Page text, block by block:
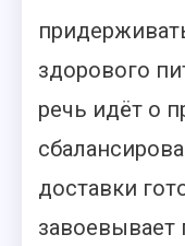
здорового
речь идёт о
доставки
завоевывает